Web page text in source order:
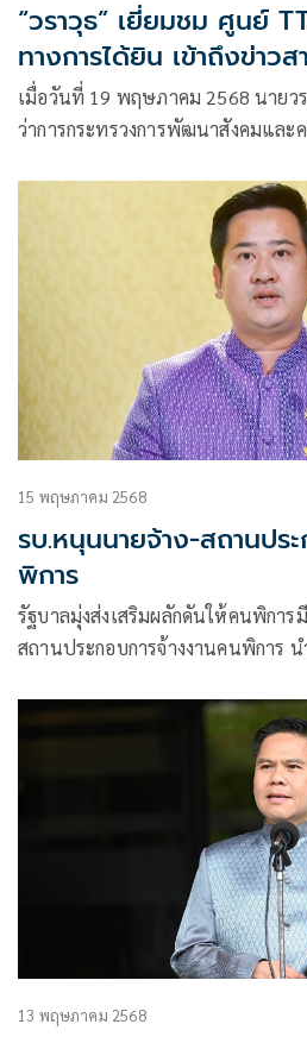
“วราวุธ” เยี่ยมชม ศูนย์
ทางการได้ยิน เข้าถึงข่าว
สังคมของรัฐ
เมื่อวันที่ 19 พฤษภาคม 2568 นายว
ว่าการกระทรวงการพัฒนาสังคมแล
15 พฤษภาคม 2568
รบ.หนุนนายจ้าง-สถานปร
พิการ
รัฐบาลมุ่งส่งเสริมผลักดันให้คนพิกา
สถานประกอบการจ้างงานคนพิการ
13 พฤษภาคม 2568